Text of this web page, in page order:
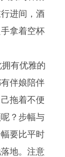
进间，酒
拿着空杯
有优雅的
伴娘陪伴
拖着不便
？步幅与
要比平时
地。注意